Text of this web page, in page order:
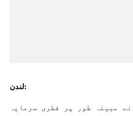
لندن:
نے مبینہ طور پر قطری سرمایہ